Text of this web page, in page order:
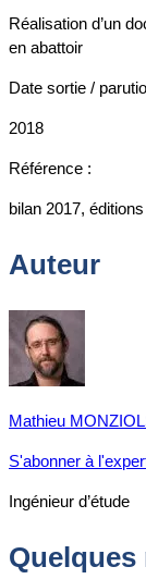
Réalisation d’un
en abattoir
Date sortie /
2018
Référence :
bilan 2017,
Auteur
Mathieu
S'abonner à
Ingénieur d’étude